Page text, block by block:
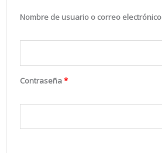
Nombre de usuario o correo electrónico
Contraseña*